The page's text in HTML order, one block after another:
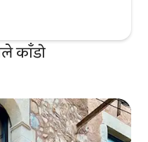
काँडो